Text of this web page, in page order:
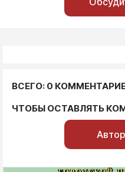
ВСЕГО: 0
ЧТОБЫ ОСТАВЛЯТЬ